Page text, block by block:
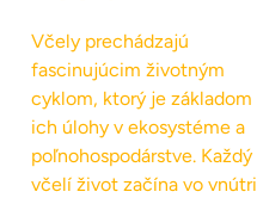
Včely prechádzajú
fascinujúcim životným
cyklom, ktorý je základom
ich úlohy v ekosystéme a
poľnohospodárstve. Každý
včelí život začína vo vnútri